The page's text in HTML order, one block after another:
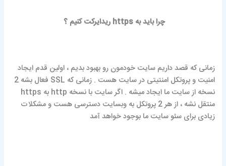
چرا باید به https ریدایرکت کنیم ؟
زمانی که قصد داریم سایت خودمون رو بهبود بدیم ، اولین قدم ایجاد
امنیت و پروتکل امنتیتی در سایت هست . زمانی که SSL فعال بشه 2
نسخه از سایت ما ایجاد میشه . اگر سایت با نسخه http به https
منتقل نشه ، از هر 2 پروتکل به وبسایت دسترسی هست و مشکلات
زیادی برای سئو سایت ما بوجود خواهد آمد